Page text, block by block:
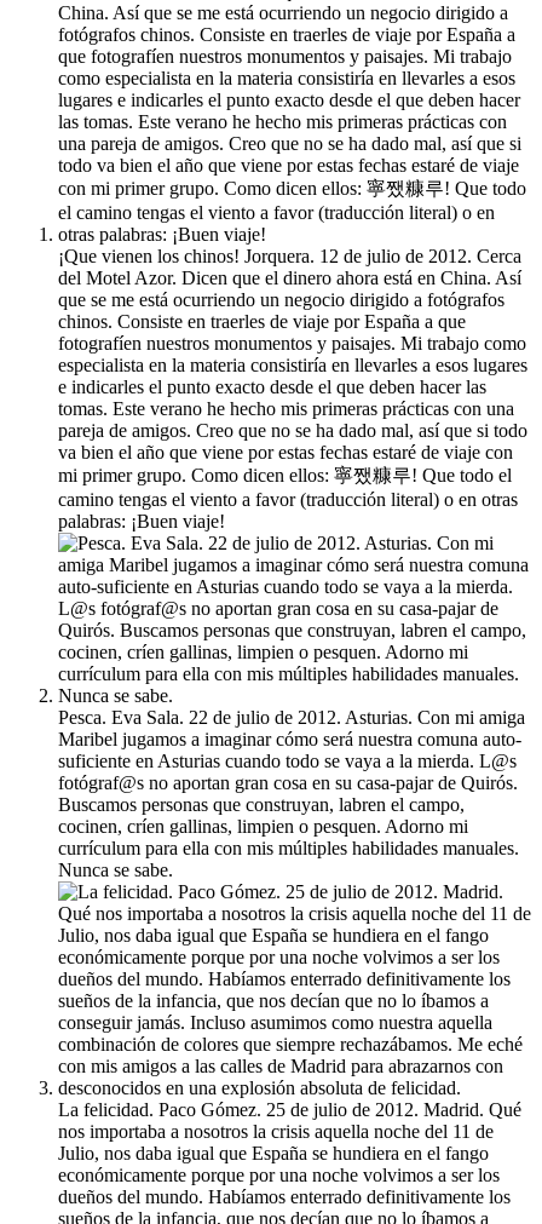
¡Que vienen los chinos! Jorquera. 12 de julio de 2012. Cerca
del Motel Azor. Dicen que el dinero ahora está en China. Así
que se me está ocurriendo un negocio dirigido a fotógrafos
chinos. Consiste en traerles de viaje por España a que
fotografíen nuestros monumentos y paisajes. Mi trabajo como
especialista en la materia consistiría en llevarles a esos lugares
e indicarles el punto exacto desde el que deben hacer las
tomas. Este verano he hecho mis primeras prácticas con una
pareja de amigos. Creo que no se ha dado mal, así que si todo
va bien el año que viene por estas fechas estaré de viaje con
mi primer grupo. Como dicen ellos: 寧쨌糠루! Que todo el
camino tengas el viento a favor (traducción literal) o en otras
palabras: ¡Buen viaje!
Pesca. Eva Sala. 22 de julio de 2012. Asturias. Con mi amiga
Maribel jugamos a imaginar cómo será nuestra comuna auto-
suficiente en Asturias cuando todo se vaya a la mierda. L@s
fotógraf@s no aportan gran cosa en su casa-pajar de Quirós.
Buscamos personas que construyan, labren el campo,
cocinen, críen gallinas, limpien o pesquen. Adorno mi
currículum para ella con mis múltiples habilidades manuales.
Nunca se sabe.
La felicidad. Paco Gómez. 25 de julio de 2012. Madrid. Qué
nos importaba a nosotros la crisis aquella noche del 11 de
Julio, nos daba igual que España se hundiera en el fango
económicamente porque por una noche volvimos a ser los
dueños del mundo. Habíamos enterrado definitivamente los
sueños de la infancia, que nos decían que no lo íbamos a